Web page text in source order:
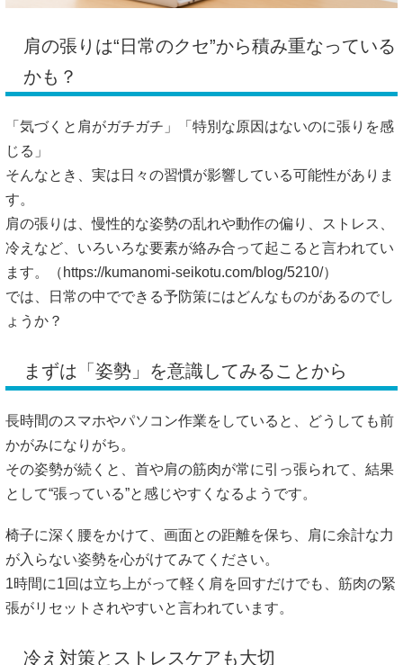
肩の張りは“日常のクセ”から積み重なっている
かも？
「気づくと肩がガチガチ」「特別な原因はないのに張りを感
じる」
そんなとき、実は日々の習慣が影響している可能性がありま
す。
肩の張りは、慢性的な姿勢の乱れや動作の偏り、ストレス、
冷えなど、いろいろな要素が絡み合って起こると言われてい
ます。（ https://kumanomi-seikotu.com/blog/5210/）
では、日常の中でできる予防策にはどんなものがあるのでし
ょうか？
まずは「姿勢」を意識してみることから
長時間のスマホやパソコン作業をしていると、どうしても前
かがみになりがち。
その姿勢が続くと、首や肩の筋肉が常に引っ張られて、結果
として“張っている”と感じやすくなるようです。
椅子に深く腰をかけて、画面との距離を保ち、肩に余計な力
が入らない姿勢を心がけてみてください。
1時間に1回は立ち上がって軽く肩を回すだけでも、筋肉の緊
張がリセットされやすいと言われています。
冷え対策とストレスケアも大切